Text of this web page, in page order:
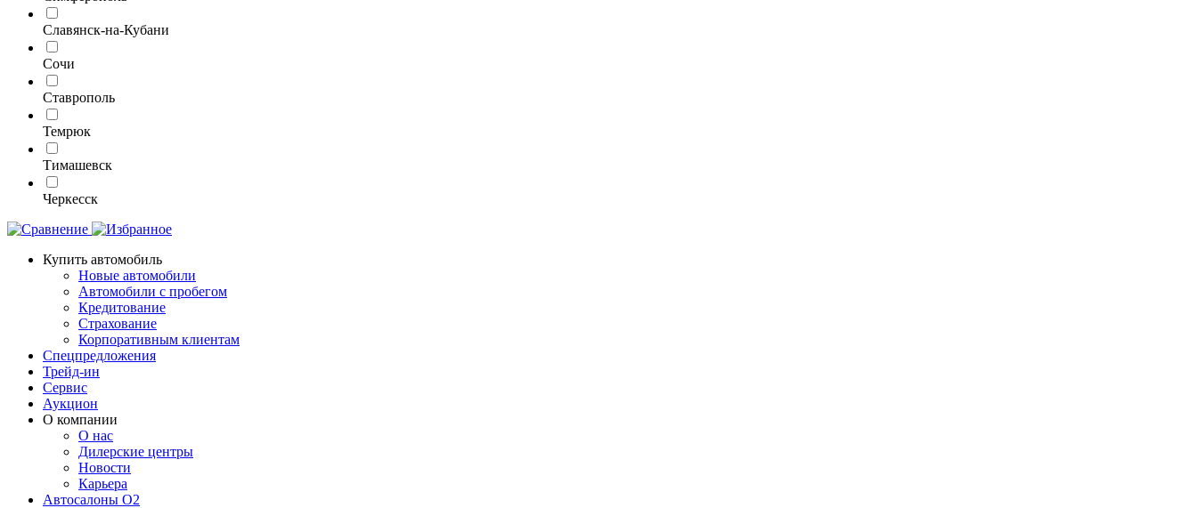
Славянск-на-Кубани
Сочи
Ставрополь
Темрюк
Тимашевск
Черкесск
Купить автомобиль
Новые автомобили
Автомобили с пробегом
Кредитование
Страхование
Корпоративным клиентам
Спецпредложения
Трейд-ин
Сервис
Аукцион
О компании
О нас
Дилерские центры
Новости
Карьера
Автосалоны O2